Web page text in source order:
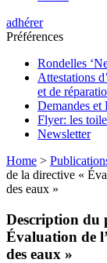
adhérer
Préférences
Rondelles
Attestations
et de
Demandes et
Flyer: les
Newsletter
Home >
de la directive «
des eaux »
Description du
Évaluation de
des eaux »